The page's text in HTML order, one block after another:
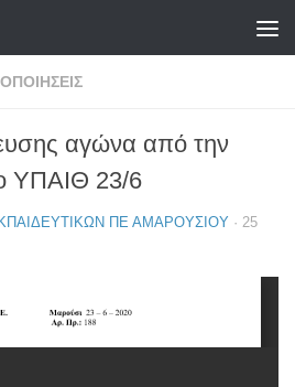
αγώνα από την
ΥΠΑΙΘ 23/6
ΠΕ ΑΜΑΡΟΥΣΊΟΥ · 25